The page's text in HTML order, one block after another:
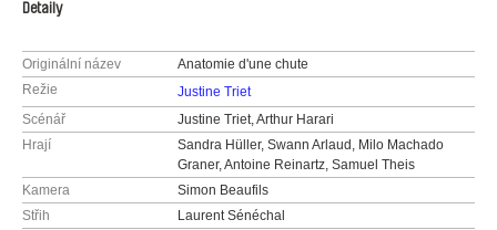
Detaily
Originální název
Anatomie d'une chute
Režie
Justine Triet
Scénář
Justine Triet, Arthur Harari
Hrají
Sandra Hüller, Swann Arlaud, Milo Machado
Graner, Antoine Reinartz, Samuel Theis
Kamera
Simon Beaufils
Střih
Laurent Sénéchal